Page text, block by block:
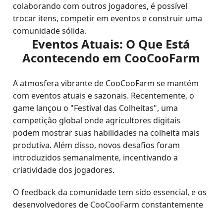
colaborando com outros jogadores, é possível
trocar itens, competir em eventos e construir uma
comunidade sólida.
Eventos Atuais: O Que Está
Acontecendo em CooCooFarm
A atmosfera vibrante de CooCooFarm se mantém
com eventos atuais e sazonais. Recentemente, o
game lançou o "Festival das Colheitas", uma
competição global onde agricultores digitais
podem mostrar suas habilidades na colheita mais
produtiva. Além disso, novos desafios foram
introduzidos semanalmente, incentivando a
criatividade dos jogadores.
O feedback da comunidade tem sido essencial, e os
desenvolvedores de CooCooFarm constantemente